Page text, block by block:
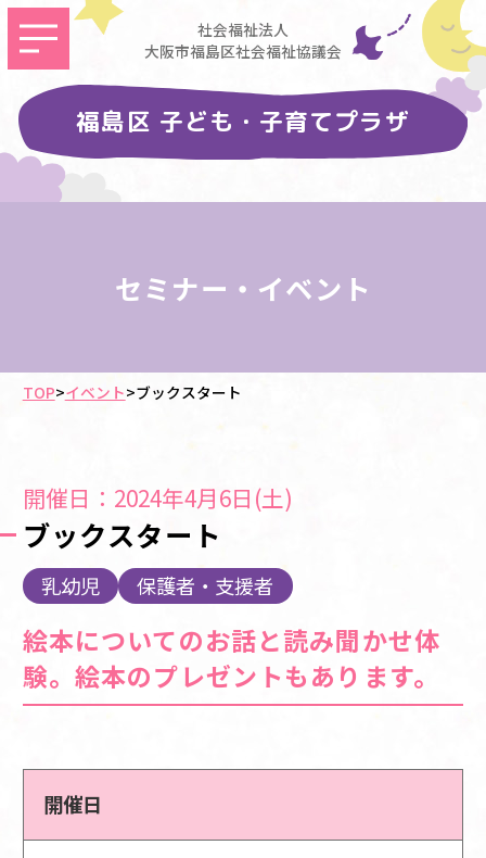
社会福祉法人
大阪市福島区社会福祉協議会
福島区 子ども・子育てプラザ
セミナー・イベント
TOP>イベント>ブックスタート
開催日：2024年4月6日(土)
ブックスタート
乳幼児 保護者・支援者
絵本についてのお話と読み聞かせ体
験。絵本のプレゼントもあります。
開催日